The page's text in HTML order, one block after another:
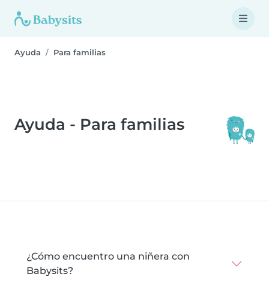
Ayuda Para familias
Ayuda - Para familias
¿Cómo encuentro una niñera con
Babysits?